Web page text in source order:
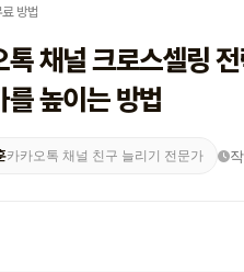
료 방법
톡 채널 크로스셀링
를 높이는 방법
카카오톡 채널 친구 늘리기 전문가